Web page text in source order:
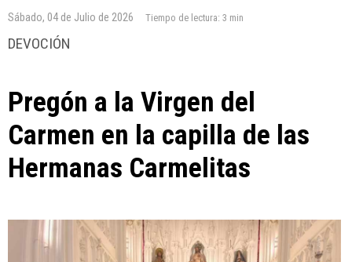
Sábado, 04 de Julio de 2026 Tiempo de lectura: 3 min
DEVOCIÓN
Pregón a la Virgen del
Carmen en la capilla de las
Hermanas Carmelitas